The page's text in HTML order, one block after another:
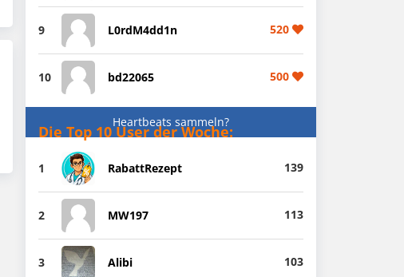
9 L0rdM4dd1n 520
10 bd22065 500
Heartbeats sammeln?
Die Top 10 User der Woche:
1 RabattRezept 139
2 MW197 113
3 Alibi 103